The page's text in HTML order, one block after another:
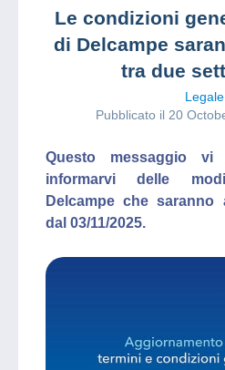
Le condizioni
di Delcampe
tra due
Legale
Pubblicato il 20
Questo messaggio
informarvi delle
Delcampe che
dal 03/11/2025.